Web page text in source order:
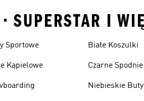
SUPERSTAR I
Sportowe
Kąpielowe
Białe Koszulki
Czarne Spodnie
Niebieskie Buty